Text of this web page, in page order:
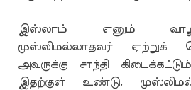
இஸ்லாம் எனும்
முஸ்லிமல்லாதவர்
அவருக்கு சாந்தி
இதற்குள் உண்டு.